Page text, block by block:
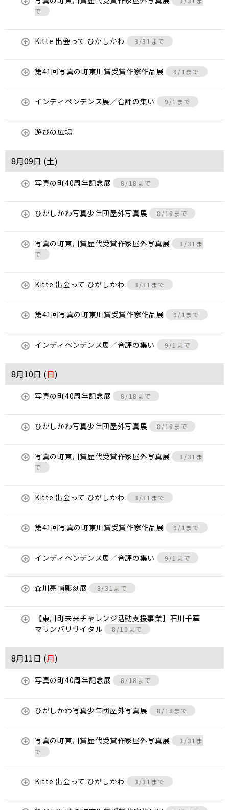
で
Kitte 出会って ひがしかわ 3/31まで
第41回写真の町東川賞受賞作家作品展 9/1まで
インディペンデンス展／合評の集い 9/1まで
遊びの広場
8月09日 (土)
写真の町40周年記念展 8/18まで
ひがしかわ写真少年団屋外写真展 8/18まで
写真の町東川賞歴代受賞作家屋外写真展
3/31ま
で
Kitte 出会って ひがしかわ 3/31まで
第41回写真の町東川賞受賞作家作品展 9/1まで
インディペンデンス展／合評の集い 9/1まで
8月10日 (日)
写真の町40周年記念展 8/18まで
ひがしかわ写真少年団屋外写真展 8/18まで
写真の町東川賞歴代受賞作家屋外写真展
3/31ま
で
Kitte 出会って ひがしかわ 3/31まで
第41回写真の町東川賞受賞作家作品展 9/1まで
インディペンデンス展／合評の集い 9/1まで
森川亮輔彫刻展 8/31まで
【東川町未来チャレンジ活動支援事業】石川千華
マリンバリサイタル
8/10まで
8月11日 (月)
写真の町40周年記念展 8/18まで
ひがしかわ写真少年団屋外写真展 8/18まで
写真の町東川賞歴代受賞作家屋外写真展
3/31ま
で
Kitte 出会って ひがしかわ 3/31まで